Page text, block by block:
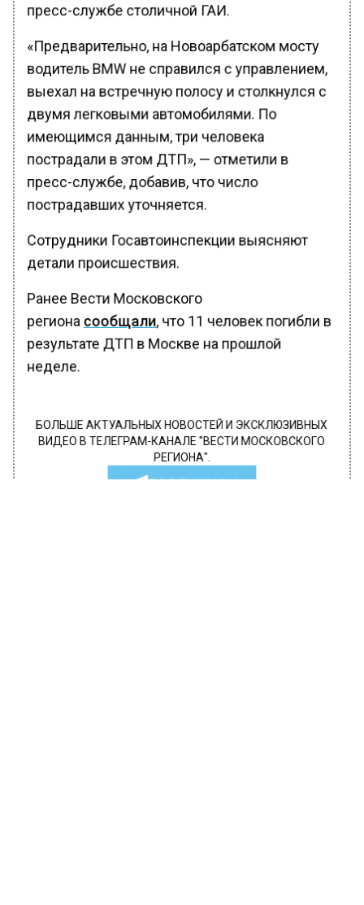
пресс-службе столичной ГАИ.
«Предварительно, на Новоарбатском мосту
водитель BMW не справился с управлением,
выехал на встречную полосу и столкнулся с
двумя легковыми автомобилями. По
имеющимся данным, три человека
пострадали в этом ДТП», — отметили в
пресс-службе, добавив, что число
пострадавших уточняется.
Сотрудники Госавтоинспекции выясняют
детали происшествия.
Ранее Вести Московского
регионасообщали, что 11 человек погибли в
результате ДТП в Москве на прошлой
неделе.
БОЛЬШЕ АКТУАЛЬНЫХ НОВОСТЕЙ И ЭКСКЛЮЗИВНЫХ
ВИДЕО В ТЕЛЕГРАМ-КАНАЛЕ "ВЕСТИ МОСКОВСКОГО
РЕГИОНА".